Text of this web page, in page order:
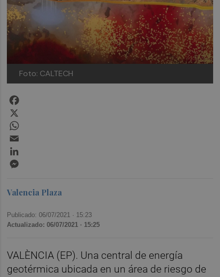
Foto: CALTECH
Valencia Plaza
Publicado: 06/07/2021 · 15:23
Actualizado: 06/07/2021 · 15:25
VALÈNCIA (EP). Una central de energía
geotérmica ubicada en un área de riesgo de